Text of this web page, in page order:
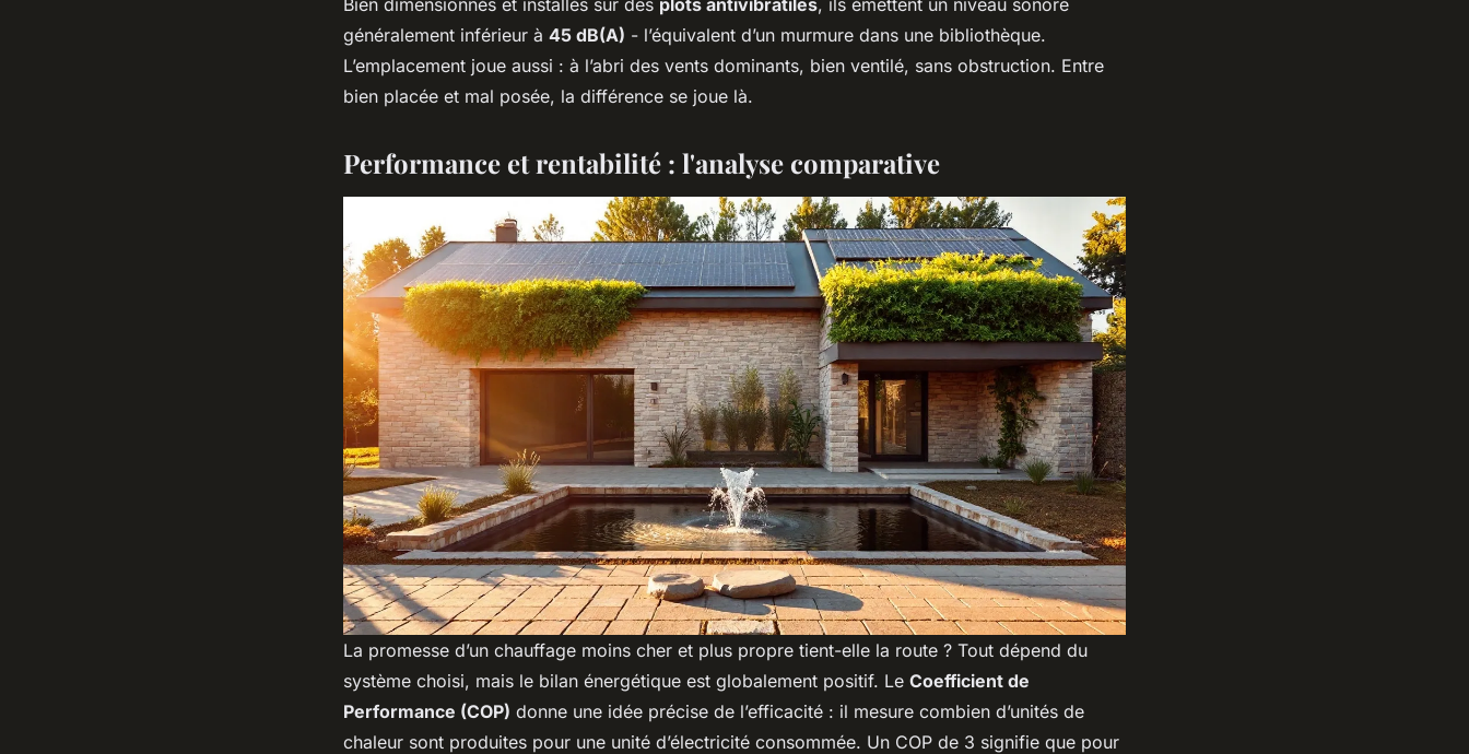
généralement inférieur à 45 dB(A) - l’équivalent d’un murmure dans une bibliothèque.
L’emplacement joue aussi : à l’abri des vents dominants, bien ventilé, sans obstruction. Entre
bien placée et mal posée, la différence se joue là.
Performance et rentabilité : l'analyse comparative
La promesse d’un chauffage moins cher et plus propre tient-elle la route ? Tout dépend du
système choisi, mais le bilan énergétique est globalement positif. Le Coefficient de
Performance (COP) donne une idée précise de l’efficacité : il mesure combien d’unités de
chaleur sont produites pour une unité d’électricité consommée. Un COP de 3 signifie que pour